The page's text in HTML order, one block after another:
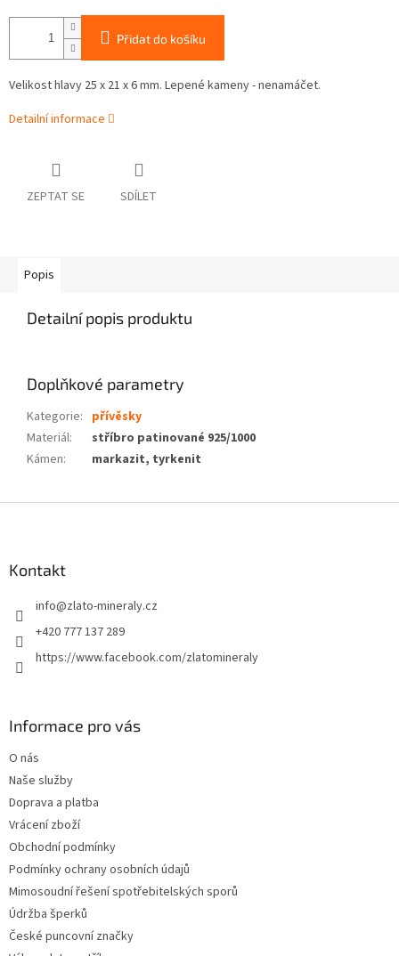
Přidat do košíku
Velikost hlavy 25 x 21 x 6 mm. Lepené kameny - nenamáčet.
Detailní informace
ZEPTAT SE SDÍLET
Popis
Detailní popis produktu
Doplňkové parametry
Kategorie: přívěsky
Materiál:
stříbro patinované 925/1000
Kámen: markazit, tyrkenit
Kontakt
info@zlato-mineraly.cz
+420 777 137 289
https://www.facebook.com/zlatomineraly
Informace pro vás
O nás
Naše služby
Doprava a platba
Vrácení zboží
Obchodní podmínky
Podmínky ochrany osobních údajů
Mimosoudní řešení spotřebitelských sporů
Údržba šperků
České puncovní značky